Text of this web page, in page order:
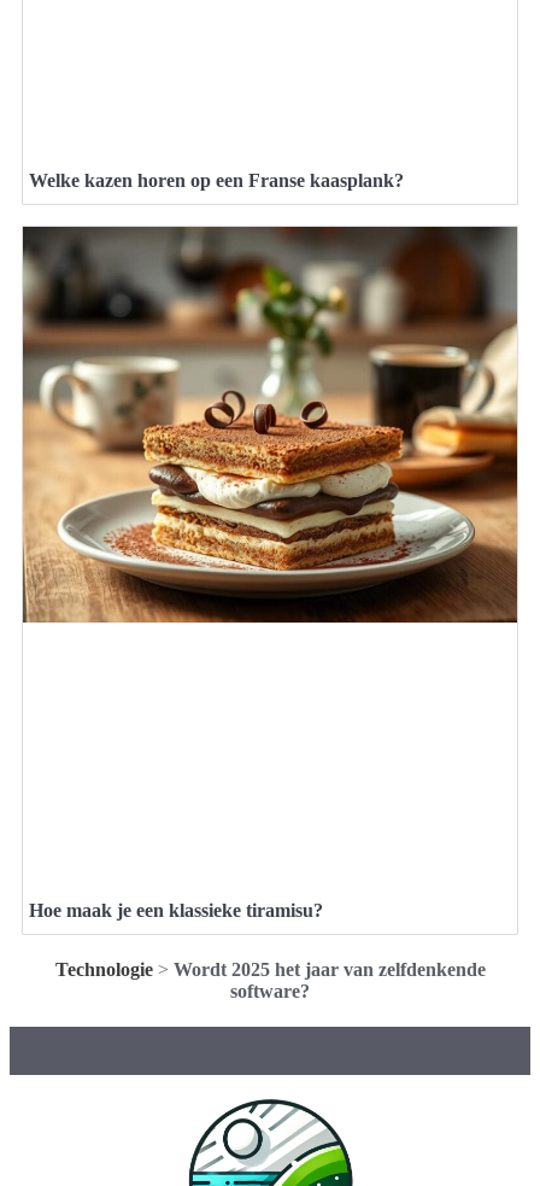
Welke kazen horen op een Franse kaasplank?
Hoe maak je een klassieke tiramisu?
Technologie> Wordt 2025 het jaar van zelfdenkende
software?